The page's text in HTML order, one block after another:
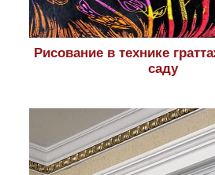
Рисование в технике
саду